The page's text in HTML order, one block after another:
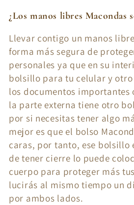
¿Los manos libres Macondas
Llevar contigo un manos
forma más segura de
personales ya que en su
bolsillo para tu celular y
los documentos importantes
la parte externa tiene otro
por si necesitas tener algo
mejor es que el bolso
caras, por tanto, ese bolsillo
de tener cierre lo puede
cuerpo para proteger más
lucirás al mismo tiempo un
por ambos lados.